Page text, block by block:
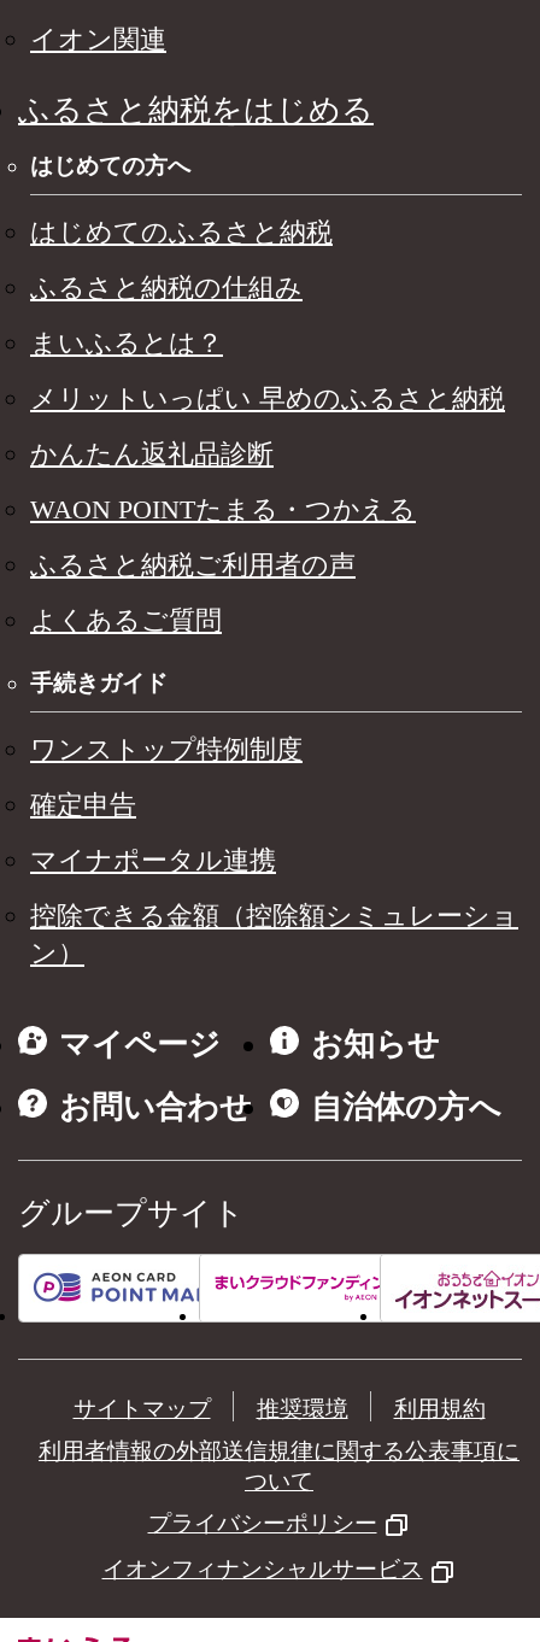
イオン関連
ふるさと納税をはじめる
はじめての方へ
はじめてのふるさと納税
ふるさと納税の仕組み
まいふるとは？
メリットいっぱい 早めのふるさと納税
かんたん返礼品診断
WAON POINTたまる・つかえる
ふるさと納税ご利用者の声
よくあるご質問
手続きガイド
ワンストップ特例制度
確定申告
マイナポータル連携
控除できる金額（控除額シミュレーショ
ン）
マイページ
お知らせ
お問い合わせ
自治体の方へ
グループサイト
サイトマップ 推奨環境
利用規約
利用者情報の外部送信規律に関する公表事項に
ついて
プライバシーポリシー
イオンフィナンシャルサービス